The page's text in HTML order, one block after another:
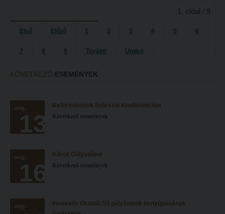
SZOLGÁLTATÁSAINK
Károli Református Könyv- és Ajándékbolt
Liberty katalógus
Kutatástámogatás, láthatóság
MTMT
MTMT GYIK
Repozitórium
Tehetség - Hit - Identitás konferencia
Művészet határok nélkül
Olvasás- és írástanítás komplex fonomimikával
SZOLGÁLTATÁSAINK
Kari könyvtár
Kecskeméti campus könyvtár
Kutatástámogatás, láthatóság
1. oldal / 9
Első Előző 1 2 3 4 5 6
7 8 9 Tovább Utolsó
KÖVETKEZŐ ESEMÉNYEK
aug.
13
Reformátusok Szárszói Konferenciája
Következő események
aug.
16
Károli Gólyatábor
Következő események
aug.
Innovatív Oktatói Díj pályázatok benyújtásának